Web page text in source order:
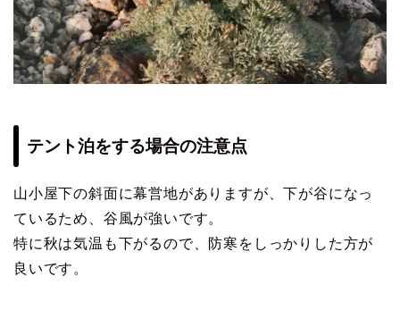
テント泊をする場合の注意点
山小屋下の斜面に幕営地がありますが、下が谷になっ
ているため、谷風が強いです。
特に秋は気温も下がるので、防寒をしっかりした方が
良いです。